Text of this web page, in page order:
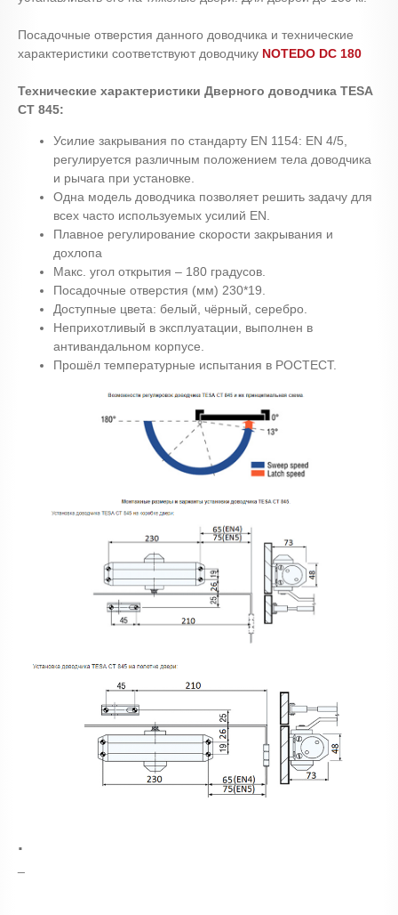
Посадочные отверстия данного доводчика и технические
характеристики соответствуют доводчику NOTEDO DC 180
Технические характеристики Дверного доводчика TESA
СТ 845:
Усилие закрывания по стандарту EN 1154: EN 4/5,
регулируется различным положением тела доводчика
и рычага при установке.
Одна модель доводчика позволяет решить задачу для
всех часто используемых усилий EN.
Плавное регулирование скорости закрывания и
дохлопа
Макс. угол открытия – 180 градусов.
Посадочные отверстия (мм) 230*19.
Доступные цвета: белый, чёрный, серебро.
Неприхотливый в эксплуатации, выполнен в
антивандальном корпусе.
Прошёл температурные испытания в РОСТЕСТ.
.